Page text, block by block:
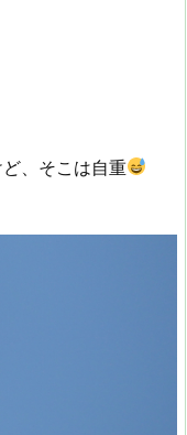
、そこは自重